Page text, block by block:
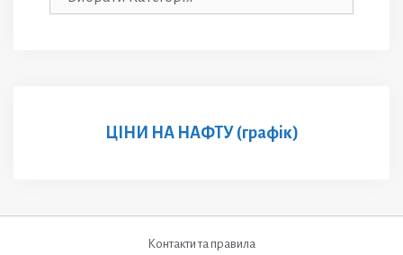
ЦІНИ НА НАФТУ (графік)
Контакти та правила